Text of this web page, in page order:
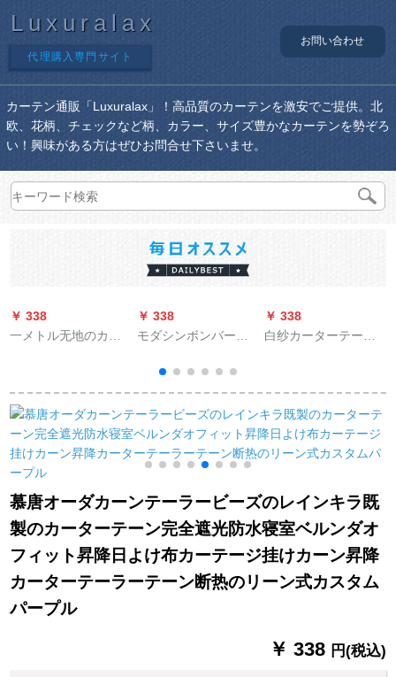
Luxuralax
代理購入専門サイト
お問い合わせ
カーテン通販「Luxuralax」！高品質のカーテンを激安でご提供。北
欧、花柄、チェックなど柄、カラー、サイズ豊かなカーテンを勢ぞろ
い！興味がある方はぜひお問合せ下さいませ。
￥ 338
一メトル无地のカー
グリングリングリン
グリング既制カース
ト遮光布寝室维可奥
纱白纱オーストリア
ダカン1メトル打孔
￥ 338
モダシンボンバード
ーンドバーンドバー
ンドバーンドバーン
ドバーンドバーンド
バーンドバーンドバ
ーンドドドカープス
キー壁フック洋风カ
ータテテテテ
￥ 338
白纱カーターテーン
スレスシートの窓の
薄い纱透明な白い幅3
m X高2.5 m【打孔】
慕唐オーダカーンテーラービーズのレインキラ既
製のカーターテーン完全遮光防水寝室ベルンダオ
フィット昇降日よけ布カーテージ挂けカーン昇降
カーターテーラーテーン断热のリーン式カスタム
パープル
￥ 338 円(税込)